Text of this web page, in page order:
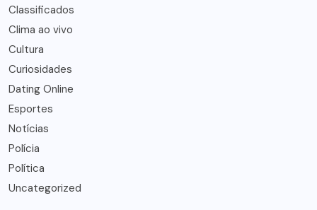
Classificados
Clima ao vivo
Cultura
Curiosidades
Dating Online
Esportes
Notícias
Polícia
Política
Uncategorized